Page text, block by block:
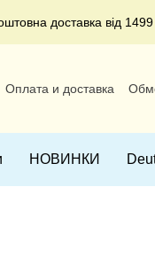
доставка від
Оплата и доставка
НОВИНКИ